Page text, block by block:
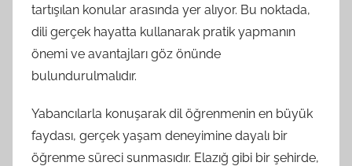
tartışılan konular arasında yer alıyor. Bu noktada,
dili gerçek hayatta kullanarak pratik yapmanın
önemi ve avantajları göz önünde
bulundurulmalıdır.
Yabancılarla konuşarak dil öğrenmenin en büyük
faydası, gerçek yaşam deneyimine dayalı bir
öğrenme süreci sunmasıdır. Elazığ gibi bir şehirde,